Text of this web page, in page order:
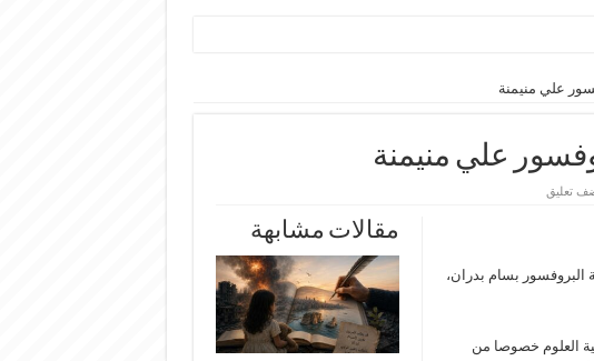
علي منيمنة
علي منيمنة
تعليق
مقالات مشابهة
البروفسور بسام بدران،
العلوم خصوصا من